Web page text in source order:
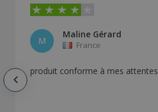
M
Maline Gérard
France
produit conforme à mes attentes